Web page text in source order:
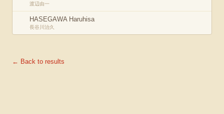
渡辺由一
HASEGAWA Haruhisa
長谷川治久
← Back to results